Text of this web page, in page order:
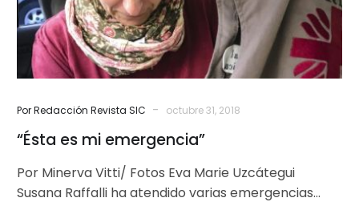
Por Redacción Revista SIC - octubre 31, 2018
“Ésta es mi emergencia”
Por Minerva Vitti/ Fotos Eva Marie Uzcátegui
Susana Raffalli ha atendido varias emergencias